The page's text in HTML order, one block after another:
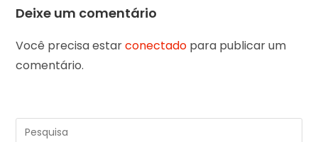
Deixe um comentário
Você precisa estarconectado para publicar um
comentário.